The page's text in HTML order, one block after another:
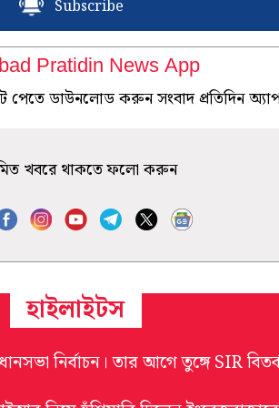
Subscribe
Pratidin News App
পেতে ডাউনলোড করুন সংবাদ প্রতিদিন
খবরে থাকতে ফলো করুন
হাইলাইটস
নির্বাচন। তার আগে তুঙ্গে SIR